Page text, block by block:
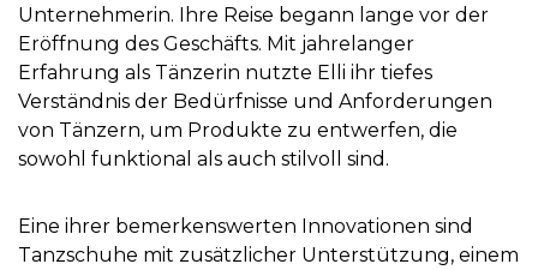
Unternehmerin. Ihre Reise begann lange vor der
Eröffnung des Geschäfts. Mit jahrelanger
Erfahrung als Tänzerin nutzte Elli ihr tiefes
Verständnis der Bedürfnisse und Anforderungen
von Tänzern, um Produkte zu entwerfen, die
sowohl funktional als auch stilvoll sind.
Eine ihrer bemerkenswerten Innovationen sind
Tanzschuhe mit zusätzlicher Unterstützung, einem